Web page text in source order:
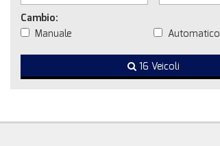
Cambio:
Manuale
Automatico
16 Veicoli